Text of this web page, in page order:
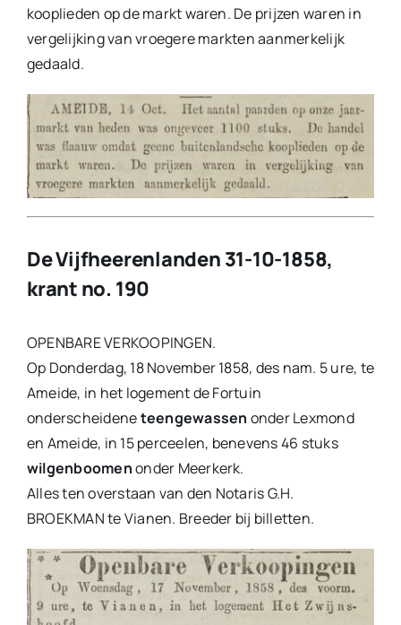
kooplieden op de markt waren. De prijzen waren in
vergelijking van vroegere markten aanmerkelijk
gedaald.
De Vijfheerenlanden 31-10-1858,
krant no. 190
OPENBARE VERKOOPINGEN.
Op Donderdag, 18 November 1858, des nam. 5 ure, te
Ameide, in het logement de Fortuin
onderscheideneteengewassen onder Lexmond
en Ameide, in 15 perceelen, benevens 46 stuks
wilgenboomenonder Meerkerk.
Alles ten overstaan van den Notaris G.H.
BROEKMAN te Vianen. Breeder bij billetten.